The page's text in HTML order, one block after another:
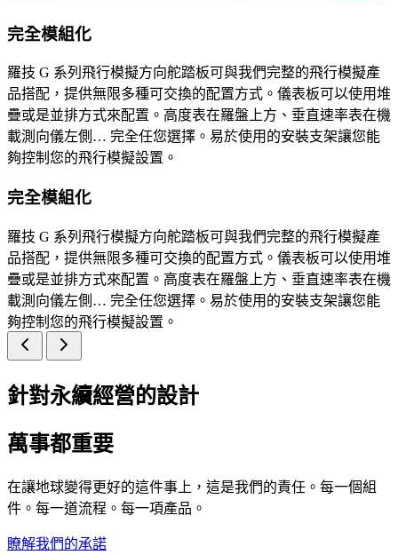
完全模組化
羅技 G 系列飛行模擬方向舵踏板可與我們完整的飛行模擬產
品搭配，提供無限多種可交換的配置方式。儀表板可以使用堆
疊或是並排方式來配置。高度表在羅盤上方、垂直速率表在機
載測向儀左側… 完全任您選擇。易於使用的安裝支架讓您能
夠控制您的飛行模擬設置。
完全模組化
羅技 G 系列飛行模擬方向舵踏板可與我們完整的飛行模擬產
品搭配，提供無限多種可交換的配置方式。儀表板可以使用堆
疊或是並排方式來配置。高度表在羅盤上方、垂直速率表在機
載測向儀左側… 完全任您選擇。易於使用的安裝支架讓您能
夠控制您的飛行模擬設置。
針對永續經營的設計
萬事都重要
在讓地球變得更好的這件事上，這是我們的責任。每一個組
件。每一道流程。每一項產品。
瞭解我們的承諾